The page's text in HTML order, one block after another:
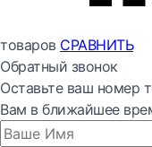
товаров СРАВНИТЬ
Обратный звонок
Оставьте ваш номер
Вам в ближайшее